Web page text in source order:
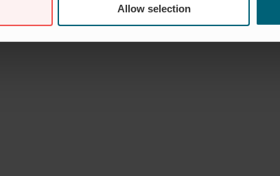
Allow selection